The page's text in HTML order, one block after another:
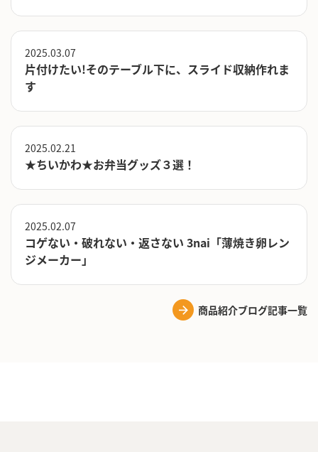
2025.03.07
片付けたい!そのテーブル下に、スライド収納作れま
す
2025.02.21
★ちいかわ★お弁当グッズ３選！
2025.02.07
コゲない・破れない・返さない 3nai「薄焼き卵レン
ジメーカー」
商品紹介ブログ記事一覧